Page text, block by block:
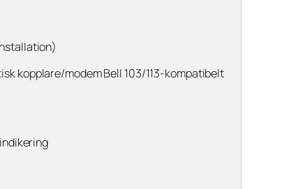
kopplare/modem Bell 103/113-kompatibelt